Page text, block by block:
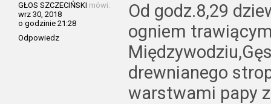
GŁOS SZCZECIŃSKI mówi:
wrz 30, 2018
o godzinie 21:28
Odpowiedz
Od godz.8,29
ogniem
drewnianego
warstwami papy